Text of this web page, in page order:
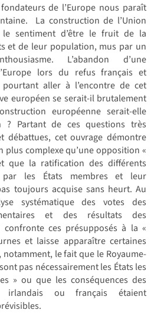
de l’Europe nous paraît
La construction de l’Union
le sentiment d’être le fruit de la
et de leur population, mus par un
L’abandon d’une
lors du refus français et
pourtant aller à l’encontre de cet
européen se serait-il brutalement
européenne serait-elle
? Partant de ces questions très
débattues, cet ouvrage démontre
plus complexe qu’une opposition «
que la ratification des différents
par les États membres et leur
toujours acquise sans heurt. Au
systématique des votes des
et des résultats des
confronte ces présupposés à la «
et laisse apparaître certaines
le fait que le Royaume-
pas nécessairement les États les
» ou que les conséquences des
irlandais ou français étaient